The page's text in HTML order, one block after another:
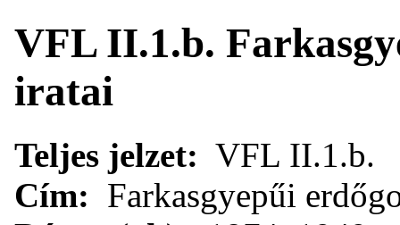
VFL II.1.b.
iratai
Teljes jelzet: VFL II.1.b.
Cím: Farkasgyepűi